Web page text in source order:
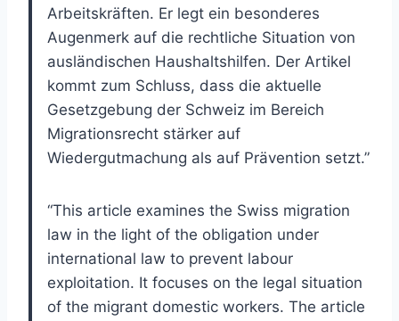
Arbeitskräften. Er legt ein besonderes
Augenmerk auf die rechtliche Situation von
ausländischen Haushaltshilfen. Der Artikel
kommt zum Schluss, dass die aktuelle
Gesetzgebung der Schweiz im Bereich
Migrationsrecht stärker auf
Wiedergutmachung als auf Prävention setzt.”
“This article examines the Swiss migration
law in the light of the obligation under
international law to prevent labour
exploitation. It focuses on the legal situation
of the migrant domestic workers. The article